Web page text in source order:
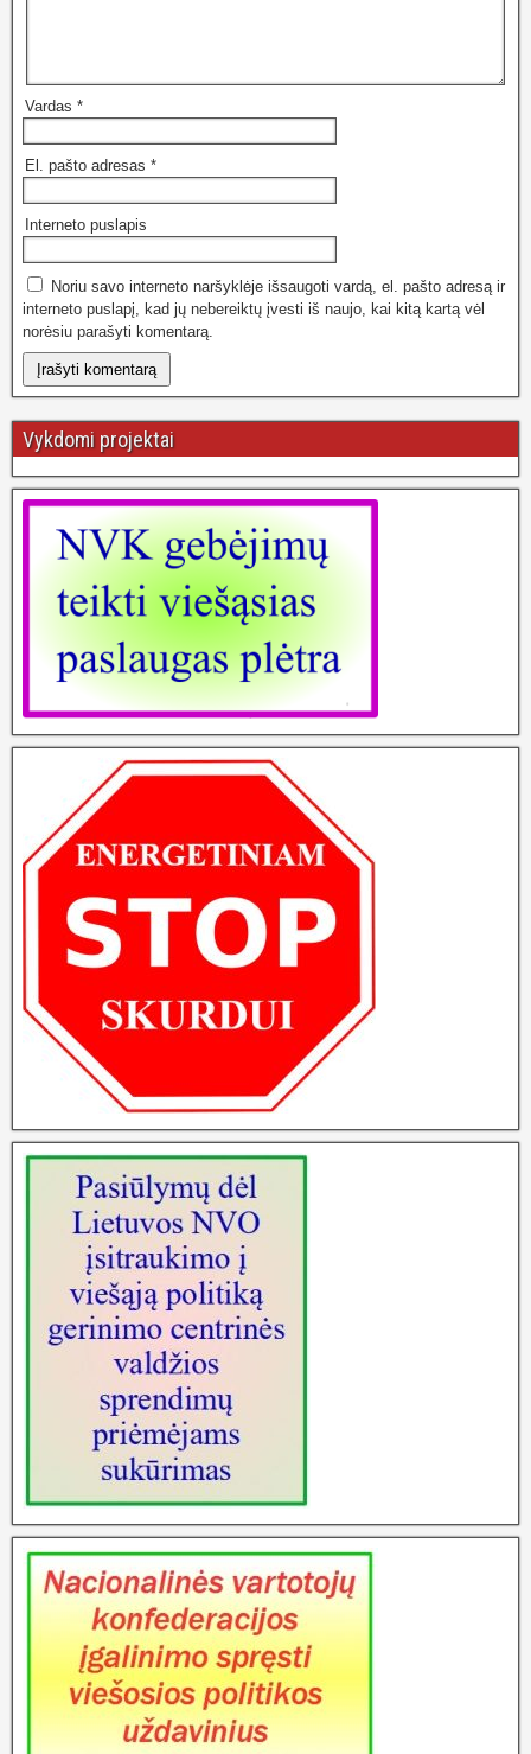
Vardas *
El. pašto adresas *
Interneto puslapis
Noriu savo interneto naršyklėje išsaugoti vardą, el. pašto adresą ir
interneto puslapį, kad jų nebereiktų įvesti iš naujo, kai kitą kartą vėl
norėsiu parašyti komentarą.
Vykdomi projektai